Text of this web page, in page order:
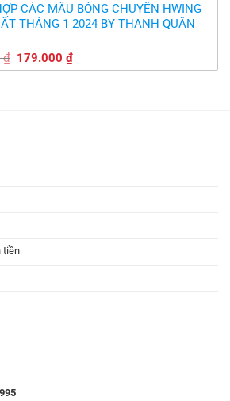
là:
179.000 ₫.
tại
là:
CÁC MẪU BÓNG CHUYỀN HWING
THÁNG 1 2024 BY THANH QUÂN
₫ Giá
gốc
179.000₫Giá
hiện
tiền